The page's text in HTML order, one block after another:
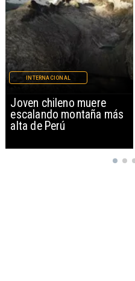
Brasil reduce contacto
diplomático con
Argentina por dichos de
INTERNACIONAL